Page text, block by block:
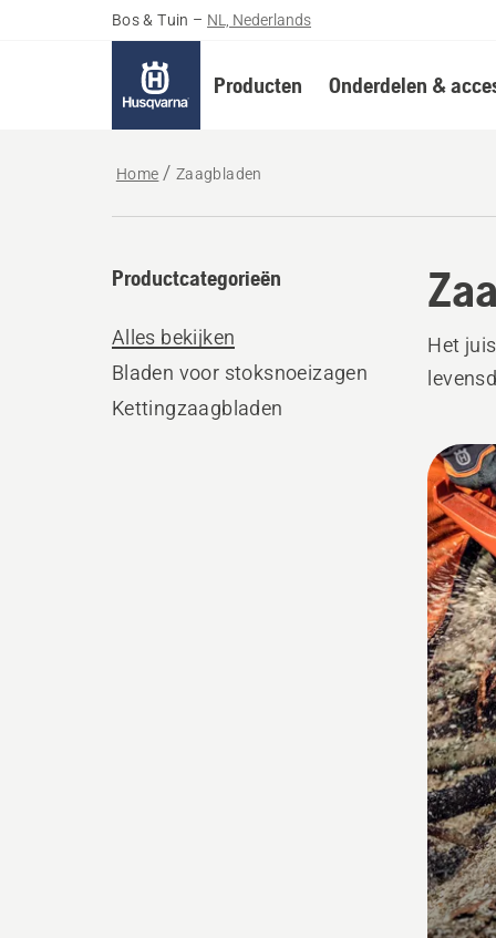
Bos & Tuin – NL, Nederlands
Producten Onderdelen &
Home Zaagbladen
Productcategorieën
Alles bekijken
Bladen voor stoksnoeizagen
Kettingzaagbladen
Het
alle